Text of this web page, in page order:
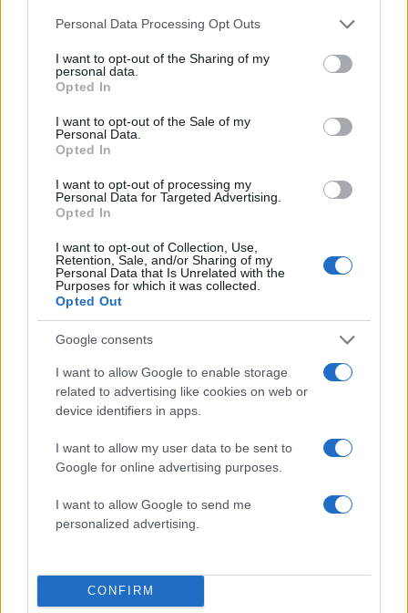
Please note that this website/app uses one or more Google
not limited to your visit or usage behaviour. You may click to
grant or deny consent to Google and its third-party tags to
use your data for below specified purposes in below Google
consent section.
Personal Data Processing Opt Outs
I want to opt-out of the Sharing of my
personal data.
Opted In
I want to opt-out of the Sale of my
Personal Data.
Opted In
I want to opt-out of processing my
Personal Data for Targeted Advertising.
Opted In
I want to opt-out of Collection, Use,
Retention, Sale, and/or Sharing of my
Personal Data that Is Unrelated with the
Purposes for which it was collected.
Opted Out
Google consents
I want to allow Google to enable storage
related to advertising like cookies on web or
device identifiers in apps.
I want to allow my user data to be sent to
Google for online advertising purposes.
I want to allow Google to send me
personalized advertising.
CONFIRM
επιβάτιδα που έσωσε τον Σέρβο όταν
Ανησυχία από το ξέσπασμα του ιού του
Δυτικού Νείλου με κρούσματα στην Αττική
Αθηνών για την προστασία της δημόσιας
υγείας
Φωτιά σε κατάστημα στον Άλιμο –
Εκκενώθηκε πολυκατοικία
Νέος «Αντεροβγάλτης» στο Λονδίνο βίαζε
και δολοφονούσε ιερόδουλες – Είχε
συλληφθεί και αφέθηκε ελεύθερος
Με 40άρια κορυφώνεται το κύμα ζέστης -
Ποιες περιοχές βρίσκονται στο επίκεντρο
και μέχρι πότε θα κρατήσουν τα μελτέμια
Πιο σχολιασμένα
Marfin: Η 46χρονη πήρε προθεσμία για
να απολογηθεί την Τρίτη – «Είναι αθώα,
συμμετείχε στη διαδήλωση όπως και
100.000 άτομα»
Βγήκαν ξανά τα μαχαίρια στην Ελπίδα
για τη Δημοκρατία: «Καρυστιανού,
Γρατσία και Γαλανός μετέτρεψαν το
κίνημα σε φοβικό αρχηγικό κόμμα»
θεωρηθούν δωρεές και να επιβληθεί
φόρος – Τι ισχυεί για τις γονικές παροχές